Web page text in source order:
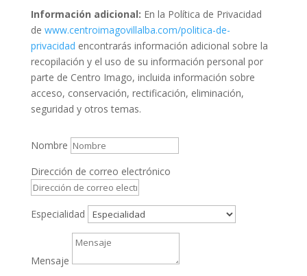
Información adicional: En la Política de Privacidad
de www.centroimagovillalba.com/politica-de-
privacidad encontrarás información adicional sobre la
recopilación y el uso de su información personal por
parte de Centro Imago, incluida información sobre
acceso, conservación, rectificación, eliminación,
seguridad y otros temas.
Nombre
Dirección de correo electrónico
Especialidad
Mensaje